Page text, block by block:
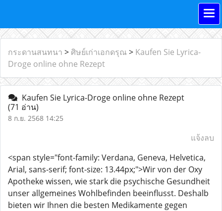
กระดานสนทนา > ศิษย์เก่าเอกดรุณ > Kaufen Sie Lyrica-
Droge online ohne Rezept
Kaufen Sie Lyrica-Droge online ohne Rezept
(71 อ่าน)
8 ก.ย. 2568 14:25
แจ้งลบ
<span style="font-family: Verdana, Geneva, Helvetica,
Arial, sans-serif; font-size: 13.44px;">Wir von der Oxy
Apotheke wissen, wie stark die psychische Gesundheit
unser allgemeines Wohlbefinden beeinflusst. Deshalb
bieten wir Ihnen die besten Medikamente gegen